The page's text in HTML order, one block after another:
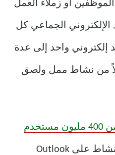
أو زملاء العمل
الإلكتروني الجماعي كل
واحد إلى عدة
من نشاط ممل ولصق
يقرب من 400 مليون مستخدم
يعتمدون بنشاط على Outlook